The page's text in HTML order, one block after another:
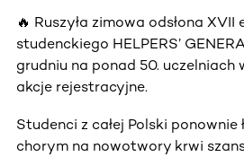
🔥 Ruszyła zimowa odsłona
studenckiego HELPERS’
grudniu na ponad 50. uczelniach
akcje rejestracyjne.
Studenci z całej Polski ponownie
chorym na nowotwory krwi